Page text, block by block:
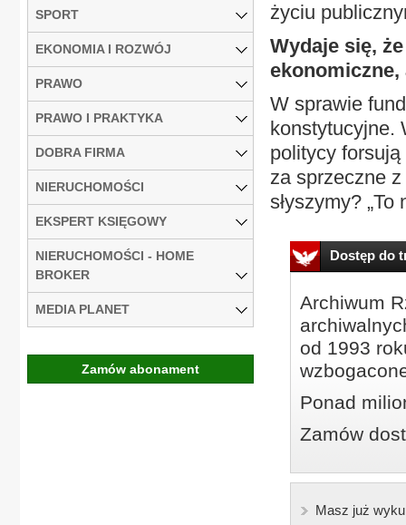
życiu
Wydaje się,
W sprawie
konstytucyjne.
politycy
za sprzeczne
słyszymy?
Dostęp do
Archiwum
od 1993
Ponad
Zamów
Masz już
SPORT
EKONOMIA I ROZWÓJ
PRAWO
PRAWO I PRAKTYKA
DOBRA FIRMA
NIERUCHOMOŚCI
EKSPERT KSIĘGOWY
NIERUCHOMOŚCI - HOME
BROKER
MEDIA PLANET
Zamów abonament